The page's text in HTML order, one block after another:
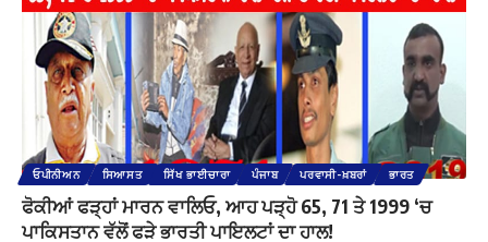
ਓਪੀਨੀਅਨ ਸਿਆਸਤ ਸਿੱਖ ਭਾਈਚਾਰਾ ਪੰਜਾਬ ਪਰਵਾਸੀ-ਖ਼ਬਰਾਂ ਭਾਰਤ
ਫੋਕੀਆਂ ਫੜ੍ਹਾਂ ਮਾਰਨ ਵਾਲਿਓ, ਆਹ ਪੜ੍ਹੋ 65, 71 ਤੇ 1999 ‘ਚ
ਪਾਕਿਸਤਾਨ ਵੱਲੋਂ ਫੜੇ ਭਾਰਤੀ ਪਾਇਲਟਾਂ ਦਾ ਹਾਲ!